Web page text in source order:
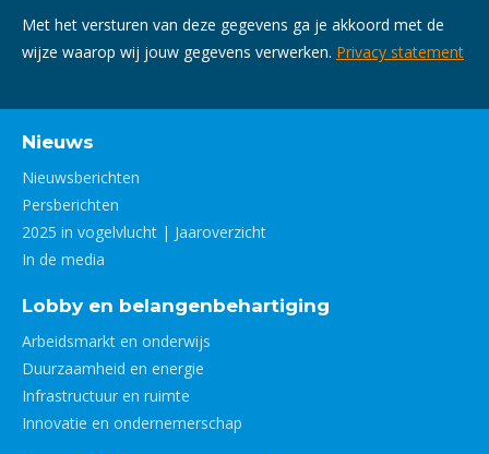
Met het versturen van deze gegevens ga je akkoord met de
wijze waarop wij jouw gegevens verwerken. Privacy statement
Nieuws
Nieuwsberichten
Persberichten
2025 in vogelvlucht | Jaaroverzicht
In de media
Lobby en belangenbehartiging
Arbeidsmarkt en onderwijs
Duurzaamheid en energie
Infrastructuur en ruimte
Innovatie en ondernemerschap